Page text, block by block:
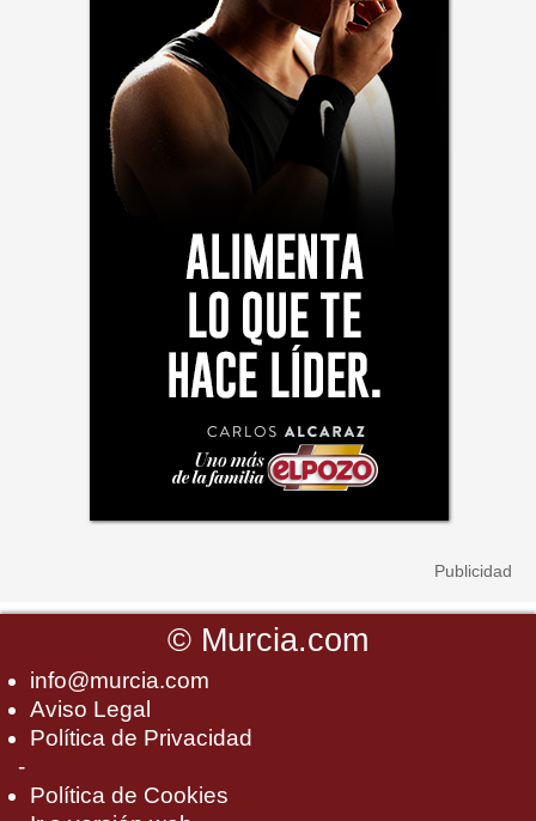
© Murcia.com
info@murcia.com
Aviso Legal
Política de Privacidad
-
Política de Cookies